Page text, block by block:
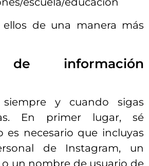
ellos de una manera más
de información
y cuando sigas
En primer lugar, sé
es necesario que incluyas
de Instagram, un
un nombre de usuario de